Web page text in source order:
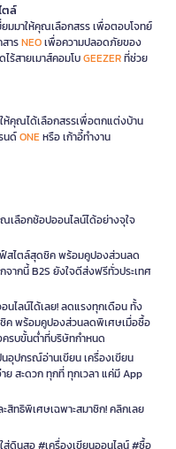
ตล์
มมาให้คุณเลือกสรร เพื่อตอบโจทย์
ารNEOเพื่อความปลอดภัยของ
ร้สายเมาส์คอมโบGEEZERที่ช่วย
คุณได้เลือกสรรเพื่อตกแต่งบ้าน
นด์ONEหรือ เก้าอี้ทำงาน
เลือกช้อปออนไลน์ได้อย่างจุใจ
ฟ์สไตล์สุดชิค พร้อมคูปองส่วนลด
ากนี้ B2S ยังใจดีส่งฟรีทั่วประเทศ
นไลน์ได้เลย! ลดแรงทุกเดือน ทั้ง
ค พร้อมคูปองส่วนลดพิเศษเมื่อซื้อ
ครบขั้นต่ำที่บริษัทกำหนด
อุปกรณ์อ่านเขียน เครื่องเขียน
สะดวก ทุกที่ ทุกเวลา แค่มี App
สิทธิพิเศษเฉพาะสมาชิก! คลิกเลย
ส่ดินสอ #เครื่องเขียนออนไลน์ #ซื้อ